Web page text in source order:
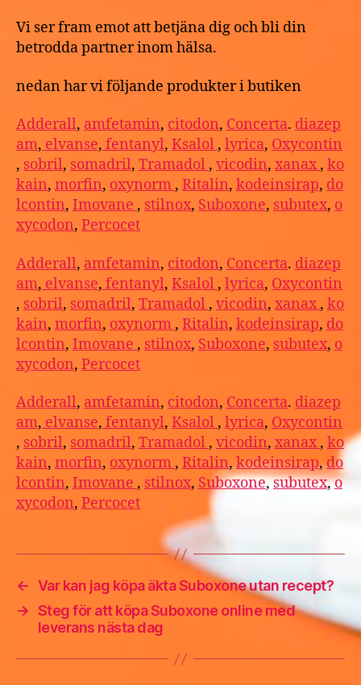
Vi ser fram emot att betjäna dig och bli din
betrodda partner inom hälsa.
nedan har vi följande produkter i butiken
Adderall, amfetamin, citodon, Concerta. diazep
am, elvanse, fentanyl, Ksalol , lyrica, Oxycontin
, sobril, somadril, Tramadol , vicodin, xanax, ko
kain, morfin, oxynorm , Ritalin, kodeinsirap, do
lcontin, Imovane , stilnox, Suboxone, subutex, o
xycodon, Percocet
Adderall, amfetamin, citodon, Concerta. diazep
am, elvanse, fentanyl, Ksalol , lyrica, Oxycontin
, sobril, somadril, Tramadol , vicodin, xanax, ko
kain, morfin, oxynorm , Ritalin, kodeinsirap, do
lcontin, Imovane , stilnox, Suboxone, subutex, o
xycodon, Percocet
Adderall, amfetamin, citodon, Concerta. diazep
am, elvanse, fentanyl, Ksalol , lyrica, Oxycontin
, sobril, somadril, Tramadol , vicodin, xanax, ko
kain, morfin, oxynorm , Ritalin,kodeinsirap,do
lcontin, Imovane , stilnox, Suboxone,subutex,o
xycodon, Percocet
← Var kan jag köpa äkta Suboxone utan recept?
→ Steg för att köpa Suboxone online med
leverans nästa dag